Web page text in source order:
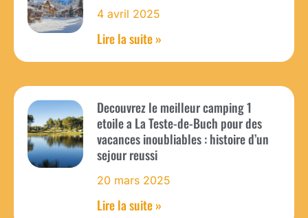
4 avril 2025
Lire la suite »
Decouvrez le meilleur camping 1
etoile a La Teste-de-Buch pour des
vacances inoubliables : histoire d’un
sejour reussi
20 mars 2025
Lire la suite »